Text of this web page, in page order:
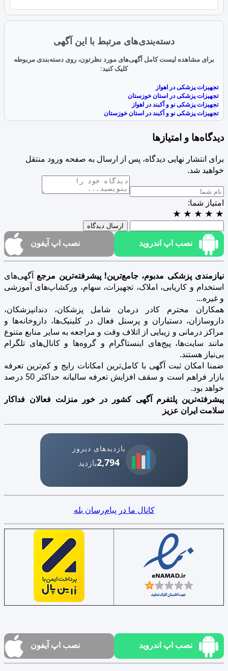
دسته‌بندی‌های مرتبط با این آگهی
برای مشاهده لیست کامل آگهی‌های مورد نظرتون، روی دسته‌بندی مربوطه
کلیک کنید:
تجهیزات پزشکی در اهواز
تجهیزات پزشکی در استان خوزستان
تجهیزات پزشکی نو و آکبند در اهواز
تجهیزات پزشکی نو و آکبند در استان خوزستان
دیدگاه‌ها و امتیازها
برای انتشار نهایی دیدگاه، پس از ارسال به صفحه ورود منتقل
خواهید شد.
امتیاز شما:
★
★
★
★
★
ارسال دیدگاه
نصب اپ اندروید نصب اپ آیفون
نیازمندی پزشکی مدبوم، جامع‌ترین! پیشرفته‌ترین مرجع آگهی‌های
استخدام و کاریابی، املاک، تجهیزات، سهام، ورکشاپ‌های آموزشی
و غیره...
همکاران محترم کادر درمان شامل پزشکان، دندانپزشکان،
داروسازان، دستیاران و پرسنل فعال در کلینیک‌ها، داروخانه‌ها و
مراکز درمانی و زیبایی از اتلاف وقت و مراجعه به سایر منابع متنوع
مانند سایت‌ها، پیج‌های اینستاگرام و گروه‌ها و کانال‌های تلگرام
بی‌نیاز هستند.
ضمنا امکان ثبت آگهی با کامل‌ترین امکانات رایج و کم‌ترین تعرفه
بازار فراهم است و سقف افزایش تعرفه سالیانه حداکثر 50 درصد
خواهد بود.
پیشرفته‌ترین پلتفرم آگهی کشور در خور منزلت فعالان فداکار
سلامت ایران عزیز
بازدیدهای دیروز
2,794بازدید
کانال ما در پیام‌رسان بله
نصب اپ اندروید نصب اپ آیفون